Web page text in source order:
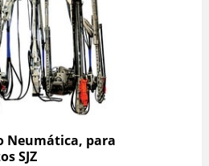
Neumática, para
SJZ